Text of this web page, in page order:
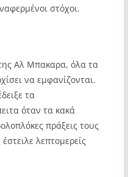
στόχοι.
Αλ Μπακαρα, όλα τα
να εμφανίζονται.
τα
όταν τα κακά
πράξεις τους
λεπτομερείς